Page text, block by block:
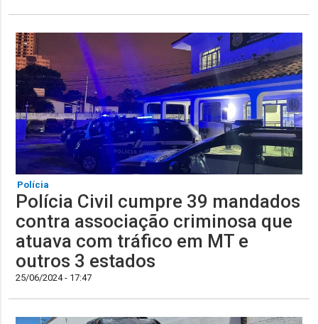
Polícia
Polícia Civil cumpre 39 mandados
contra associação criminosa que
atuava com tráfico em MT e
outros 3 estados
25/06/2024 - 17:47